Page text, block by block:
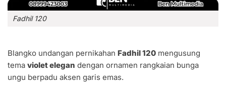
Fadhil 120
Blangko undangan pernikahan Fadhil 120 mengusung
tema violet elegan dengan ornamen rangkaian bunga
ungu berpadu aksen garis emas.